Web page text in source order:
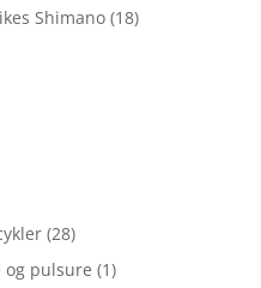
Shimano (18)
(28)
og pulsure (1)